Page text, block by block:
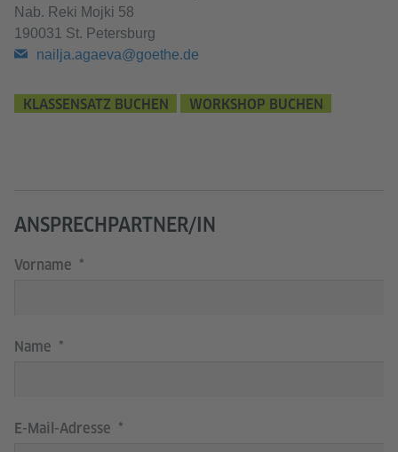
Nab. Reki Mojki 58
190031 St. Petersburg
nailja.agaeva@goethe.de
KLASSENSATZ BUCHEN WORKSHOP BUCHEN
ANSPRECHPARTNER/IN
Vorname
Name
E-Mail-Adresse